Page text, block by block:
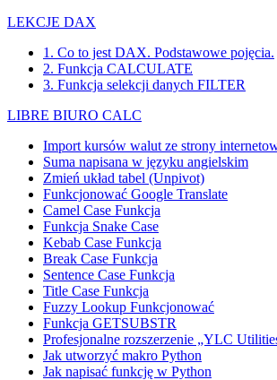
LEKCJE DAX
1. Co to jest DAX. Podstawowe pojęcia.
2. Funkcja CALCULATE
3. Funkcja selekcji danych FILTER
LIBRE BIURO CALC
Import kursów walut ze strony
Suma napisana w języku angielskim
Zmień układ tabel (Unpivot)
Funkcjonować Google Translate
Camel Case Funkcja
Funkcja Snake Case
Kebab Case Funkcja
Break Case Funkcja
Sentence Case Funkcja
Title Case Funkcja
Fuzzy Lookup Funkcjonować
Funkcja GETSUBSTR
Profesjonalne rozszerzenie „YLC
Jak utworzyć makro Python
Jak napisać funkcję w Python